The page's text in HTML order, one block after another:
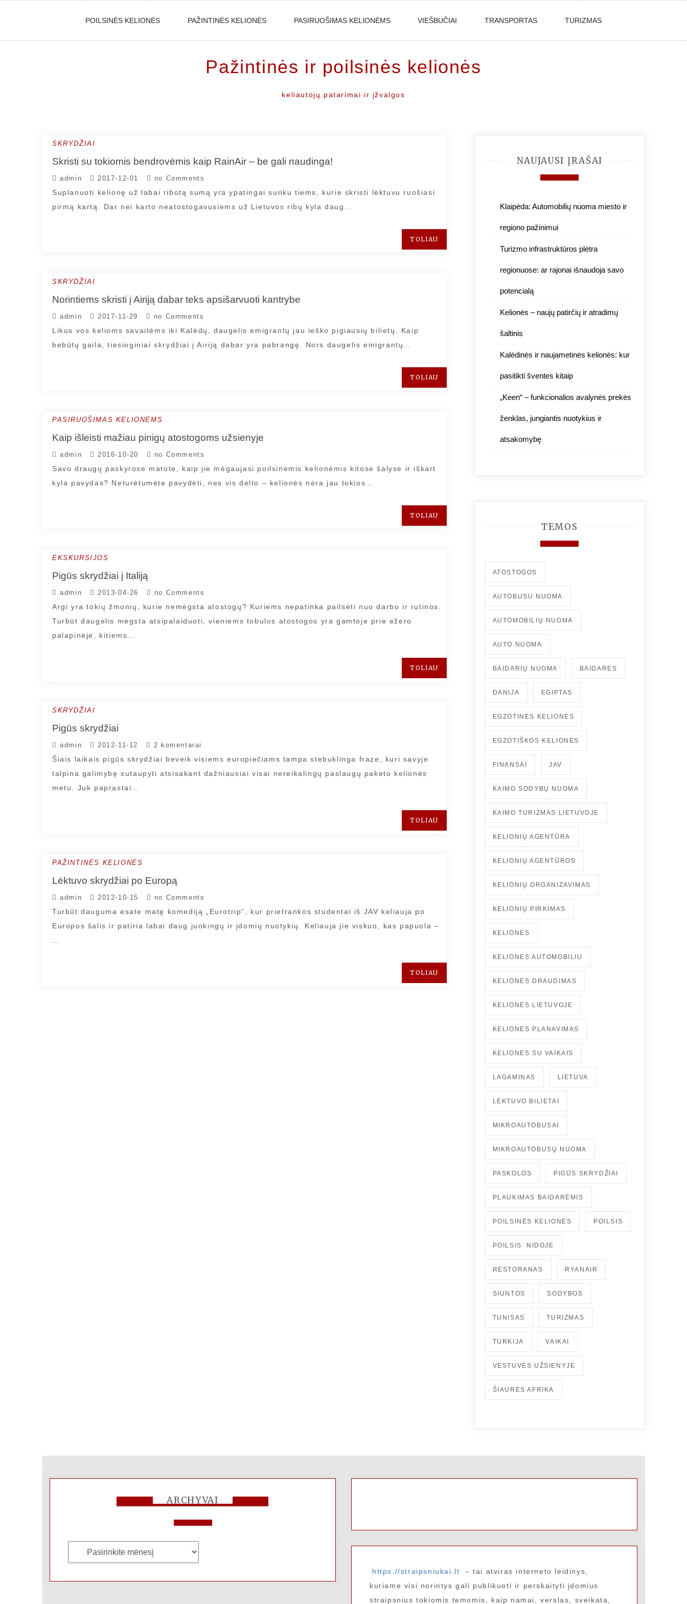
POILSINĖS KELIONĖS PAŽINTINĖS KELIONĖS PASIRUOŠIMAS KELIONĖMS VIEŠBUČIAI TRANSPORTAS TURIZMAS
Pažintinės ir poilsinės kelionės
keliautojų patarimai ir įžvalgos
SKRYDŽIAI
Skristi su tokiomis bendrovėmis kaip RainAir – be gali naudinga!
admin 2017-12-01 no Comments
Suplanuoti kelionę už labai ribotą sumą yra ypatingai sunku tiems, kurie skristi lėktuvu ruošiasi
pirmą kartą. Dar nei karto neatostogavusiems už Lietuvos ribų kyla daug…
TOLIAU
SKRYDŽIAI
Norintiems skristi į Airiją dabar teks apsišarvuoti kantrybe
admin 2017-11-29 no Comments
Likus vos kelioms savaitėms iki Kalėdų, daugelis emigrantų jau ieško pigiausių bilietų. Kaip
bebūtų gaila, tiesioginiai skrydžiai į Airiją dabar yra pabrangę. Nors daugelis emigrantų…
TOLIAU
PASIRUOŠIMAS KELIONĖMS
Kaip išleisti mažiau pinigų atostogoms užsienyje
admin 2016-10-20 no Comments
Savo draugų paskyrose matote, kaip jie mėgaujasi poilsinėmis kelionėmis kitose šalyse ir iškart
kyla pavydas? Neturėtumėte pavydėti, nes vis dėlto – kelionės nėra jau tokios…
TOLIAU
EKSKURSIJOS
Pigūs skrydžiai į Italiją
admin 2013-04-26 no Comments
Argi yra tokių žmonių, kurie nemėgsta atostogų? Kuriems nepatinka pailsėti nuo darbo ir rutinos.
Turbūt daugelis mėgsta atsipalaiduoti, vieniems tobulos atostogos yra gamtoje prie ežero
palapinėje, kitiems…
TOLIAU
SKRYDŽIAI
Pigūs skrydžiai
admin 2012-11-12 2 komentarai
Šiais laikais pigūs skrydžiai beveik visiems europiečiams tampa stebuklinga fraze, kuri savyje
talpina galimybę sutaupyti atsisakant dažniausiai visai nereikalingų paslaugų paketo kelionės
metu. Juk paprastai…
TOLIAU
PAŽINTINĖS KELIONĖS
Lėktuvo skrydžiai po Europą
admin 2012-10-15 no Comments
Turbūt dauguma esate matę komediją „Eurotrip“, kur prietrankos studentai iš JAV keliauja po
Europos šalis ir patiria labai daug juokingų ir įdomių nuotykių. Keliauja jie viskuo, kas papuola –
TOLIAU
NAUJAUSI ĮRAŠAI
Klaipėda: Automobilių nuoma miesto ir
regiono pažinimui
Turizmo infrastruktūros plėtra
regionuose: ar rajonai išnaudoja savo
potencialą
Kelionės – naujų patirčių ir atradimų
šaltinis
Kalėdinės ir naujametinės kelionės: kur
pasitikti šventes kitaip
„Keen“ – funkcionalios avalynės prekės
ženklas, jungiantis nuotykius ir
atsakomybę
TEMOS
ATOSTOGOS
AUTOBUSU NUOMA
AUTOMOBILIŲ NUOMA
AUTO NUOMA
BAIDARIŲ NUOMA BAIDARĖS
DANIJA EGIPTAS
EGZOTINĖS KELIONĖS
EGZOTIŠKOS KELIONĖS
FINANSAI JAV
KAIMO SODYBŲ NUOMA
KAIMO TURIZMAS LIETUVOJE
KELIONIŲ AGENTŪRA
KELIONIŲ AGENTŪROS
KELIONIŲ ORGANIZAVIMAS
KELIONIŲ PIRKIMAS
KELIONĖS
KELIONĖS AUTOMOBILIU
KELIONĖS DRAUDIMAS
KELIONĖS LIETUVOJE
KELIONĖS PLANAVIMAS
KELIONĖS SU VAIKAIS
LAGAMINAS LIETUVA
LĖKTUVO BILIETAI
MIKROAUTOBUSAI
MIKROAUTOBUSŲ NUOMA
PASKOLOS PIGŪS SKRYDŽIAI
PLAUKIMAS BAIDARĖMIS
POILSINĖS KELIONĖS POILSIS
POILSIS NIDOJE
RESTORANAS RYANAIR
SIUNTOS SODYBOS
TUNISAS TURIZMAS
TURKIJA VAIKAI
VESTUVĖS UŽSIENYJE
ŠIAURĖS AFRIKA
ARCHYVAI
Archyvai
https://straipsniukai.lt
– tai atviras interneto leidinys,
kuriame visi norintys gali publikuoti ir perskaityti įdomius
straipsnius tokiomis temomis, kaip namai, verslas, sveikata,